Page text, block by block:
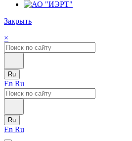
Закрыть
×
Ru
En Ru
Ru
En Ru